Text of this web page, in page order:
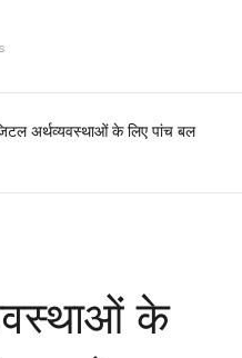
अर्थव्यवस्थाओं के लिए पांच बल
के